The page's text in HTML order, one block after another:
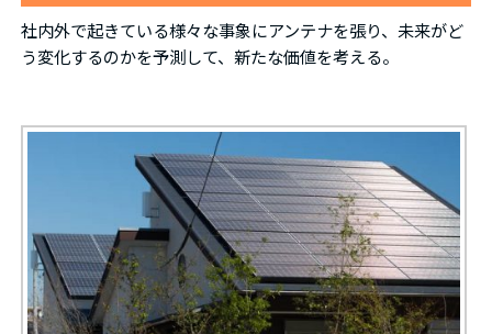
社内外で起きている様々な事象にアンテナを張り、未来がど
う変化するのかを予測して、新たな価値を考える。